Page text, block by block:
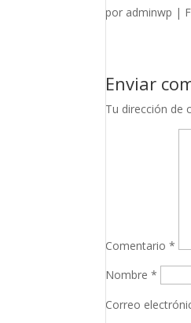
por adminwp |
Enviar
Tu dirección de
Comentario*
Nombre*
Correo